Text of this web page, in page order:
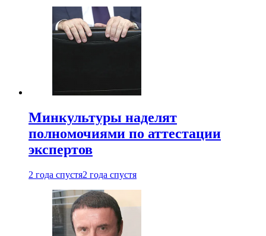
Минкультуры наделят
полномочиями по аттестации
экспертов
2 года спустя2 года спустя